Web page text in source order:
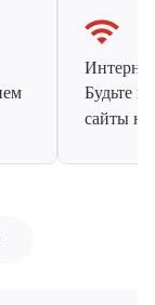
Будьте
сайты на